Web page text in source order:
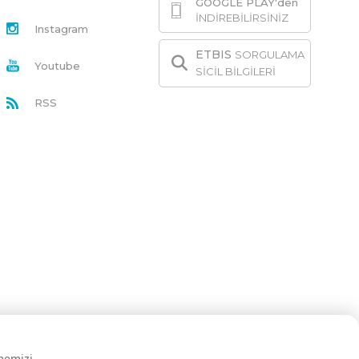
Instagram
Youtube
RSS
GOOGLE PLAY'den
İNDİREBİLİRSİNİZ
ETBIS SORGULAMA
SİCİL BİLGİLERİ